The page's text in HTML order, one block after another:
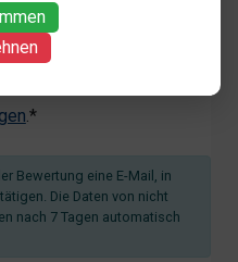
(Angaben, Datum und
Referrer-URL) zum
ich mich
.*
Bewertung eine E-Mail, in
Die Daten von nicht
nach 7 Tagen automatisch